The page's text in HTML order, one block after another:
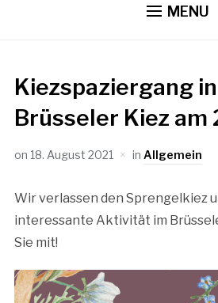
MENU
Kiezspaziergang
Brüsseler Kiez am
on 18. August 2021 in Allgemein
Wir verlassen den Sprengelkiez
interessante Aktivität im
Sie mit!